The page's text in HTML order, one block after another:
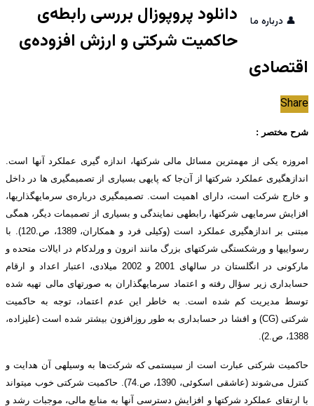
👤 درباره ما
دانلود پروپوزال بررسی رابطه‌ی
حاکمیت شرکتی و ارزش افزوده‌ی
اقتصادی
Share
شرح مختصر :
امروزه یکی از مهم­ترین مسائل مالی شرکت­ها، اندازه­ گیری عملکرد آن­ها است.
اندازه­گیری عملکرد شرکت­ها از آن‌جا که پایه­ی بسیاری از تصمیم­گیری­ ها در داخل
و خارج شرکت است، دارای اهمیت است. تصمیم­گیری درباره‌ی سرمایه­گذاری­ها،
افزایش سرمایه­ی شرکت­ها، رابطه­ی نمایندگی و بسیاری از تصمیمات دیگر، همگی
مبتنی بر اندازه­گیری عملکرد است (وکیلی فرد و همکاران، 1389، ص.120). با
رسوایی­­ها و ورشکستگی شرکت­های بزرگ مانند انرون و ورلدکام در ایالات متحده و
مارکونی در انگلستان در سال­های 2001 و 2002 میلادی، اعتبار اعداد و ارقام
حسابداری زیر سؤال رفته و اعتماد سرمایه­گذاران به صورت­های مالی تهیه شده
توسط مدیریت کم شده است. به خاطر این عدم اعتماد، توجه به حاکمیت
شرکتی (CG) و افشا در حسابداری به طور روزافزون بیشتر شده است (علیزاده،
1388، ص.2).
حاکمیت شرکتی عبارت است از سیستمی که شرکت‌ها به وسیله­ی آن هدایت و
کنترل می‌شوند (عاشقی اسکوئی، 1390، ص.74). حاکمیت شرکتی خوب می­تواند
با ارتقای عملکرد شرکت­ها و افزایش دسترسی آن­ها به منابع مالی، موجبات رشد و